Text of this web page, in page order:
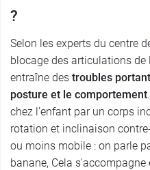
?
Selon les experts du centre
blocage des articulations
entraîne des troubles
posture et le comportement
chez l’enfant par un corps
rotation et inclinaison
ou moins mobile : on parle
banane, Cela